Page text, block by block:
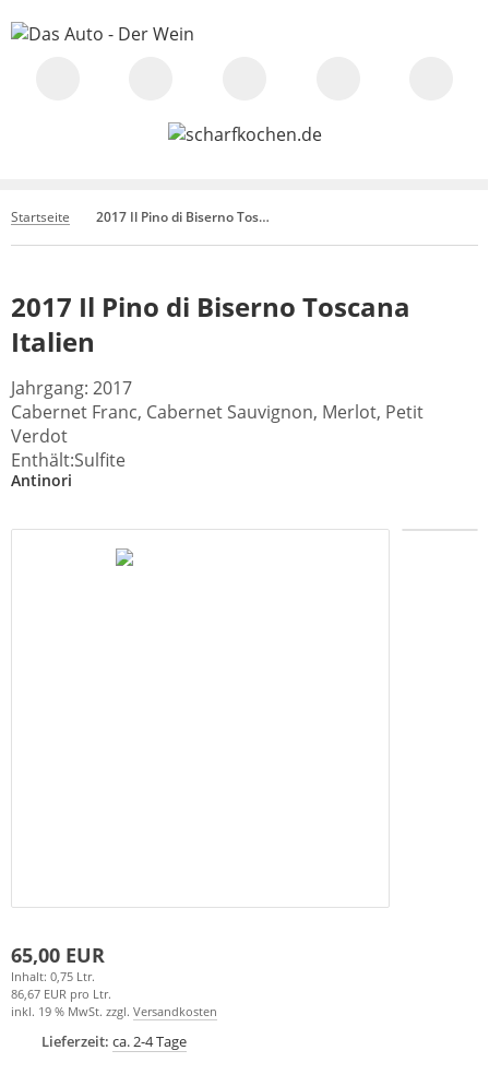
Startseite 2017 Il Pino di Biserno Toscana Italien
2017 Il Pino di Biserno Toscana
Italien
Jahrgang: 2017
Cabernet Franc, Cabernet Sauvignon, Merlot, Petit
Verdot
Enthält:Sulfite
Antinori
65,00 EUR
Inhalt: 0,75 Ltr.
86,67 EUR pro Ltr.
inkl. 19 % MwSt. zzgl. Versandkosten
Lieferzeit: ca. 2-4 Tage